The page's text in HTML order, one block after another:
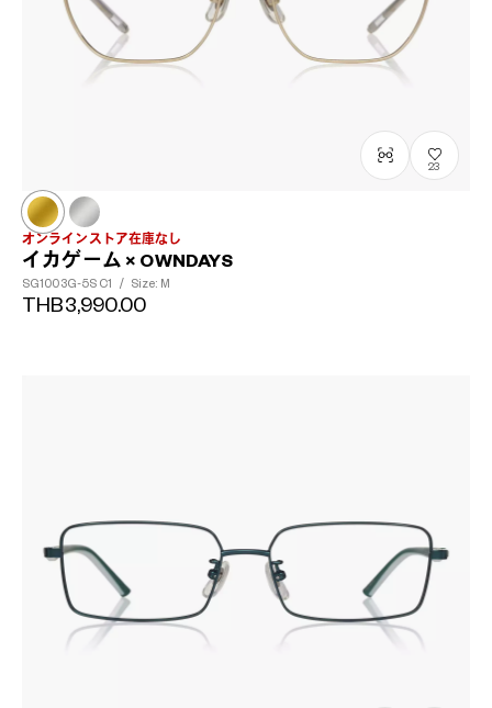
23
オンラインストア在庫なし
イカゲーム × OWNDAYS
SG1003G-5S C1 / Size: M
THB3,990.00